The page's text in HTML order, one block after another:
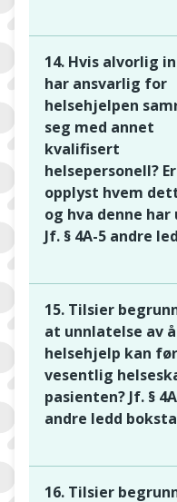
14. Hvis alvorlig
har ansvarlig for
helsehjelpen
seg med annet
kvalifisert
helsepersonell?
opplyst hvem
og hva denne
Jf. § 4A-5 andre
15. Tilsier
at unnlatelse av
helsehjelp kan
vesentlig
pasienten? Jf. §
andre ledd
16. Tilsier